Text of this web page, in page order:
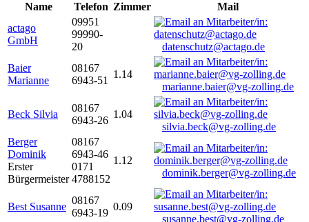
Name
Telefon Zimmer
Mail
actago
GmbH
09951
99990-
20
datenschutz@actago.de
Baier
Marianne
08167
6943-51
1.14
marianne.baier@vg-zolling.de
Beck Silvia
08167
6943-26
1.04
silvia.beck@vg-zolling.de
Berger
Dominik
Erster
Bürgermeister
08167
6943-46
0171
4788152
1.12
dominik.berger@vg-zolling.de
Best Susanne
08167
6943-19
0.09
susanne.best@vg-zolling.de